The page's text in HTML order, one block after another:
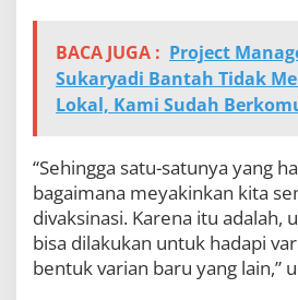
BACA JUGA : Project
Sukaryadi Bantah Tidak
Lokal, Kami Sudah
“Sehingga satu-satunya yang
bagaimana meyakinkan kita
divaksinasi. Karena itu adalah,
bisa dilakukan untuk hadapi
bentuk varian baru yang lain,”